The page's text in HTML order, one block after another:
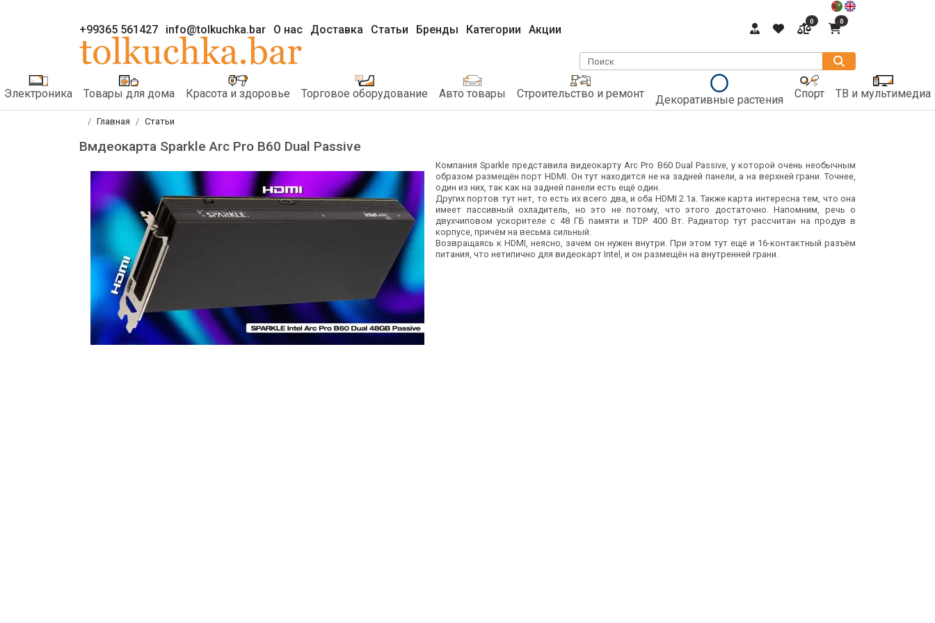
+99365 561427 info@tolkuchka.bar О нас Доставка Статьи Бренды Категории Акции
0 0
Поиск
Электроника Товары для дома Красота и здоровье Торговое оборудование Авто товары Строительство и ремонт Декоративные растения Спорт ТВ и мультимедиа
Главная Статьи
Вмдеокарта Sparkle Arc Pro B60 Dual Passive
Компания Sparkle представила видеокарту Arc Pro B60 Dual Passive, у которой очень необычным
образом размещён порт HDMI. Он тут находится не на задней панели, а на верхней грани. Точнее,
один из них, так как на задней панели есть ещё один.
Других портов тут нет, то есть их всего два, и оба HDMI 2.1a. Также карта интересна тем, что она
имеет пассивный охладитель, но это не потому, что этого достаточно. Напомним, речь о
двухчиповом ускорителе с 48 ГБ памяти и TDP 400 Вт. Радиатор тут рассчитан на продув в
корпусе, причём на весьма сильный.
Возвращаясь к HDMI, неясно, зачем он нужен внутри. При этом тут ещё и 16-контактный разъём
питания, что нетипично для видеокарт Intel, и он размещён на внутренней грани.